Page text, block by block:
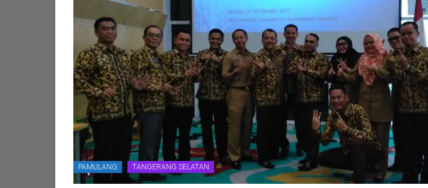
PAMULANG TANGERANG SELATAN